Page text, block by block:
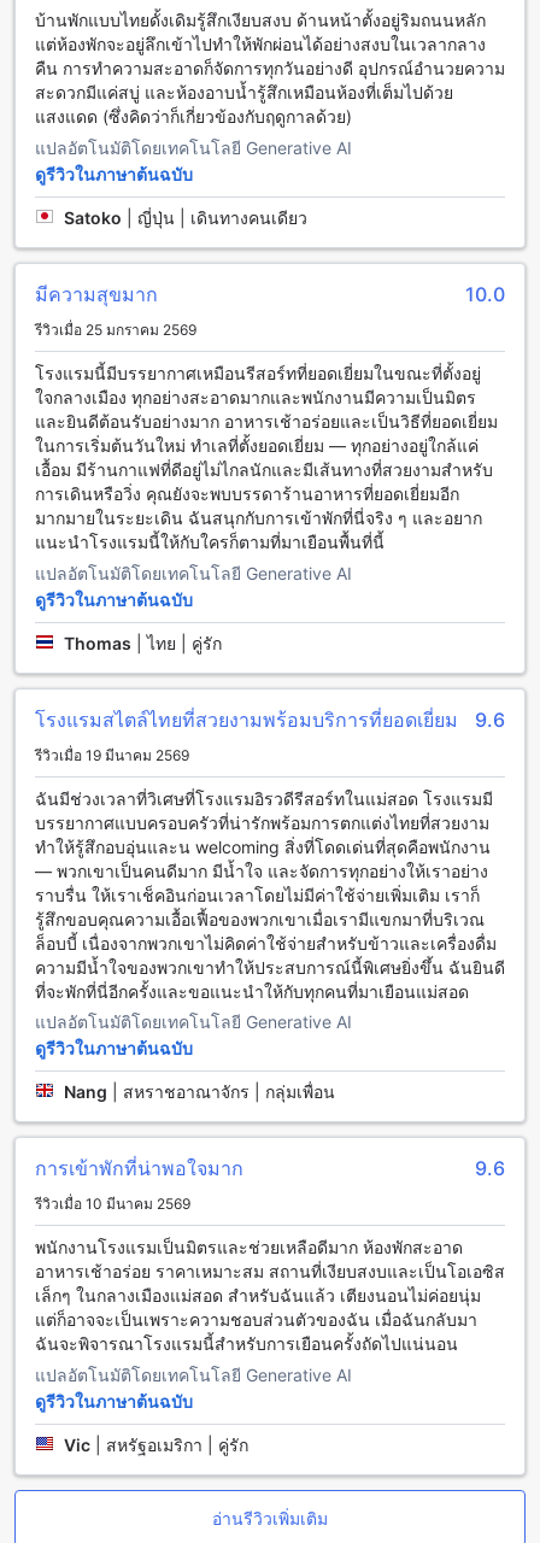
ด้วยบริการรูมเซอร์วิสที่พร้อมตอบสนองทุกความต้องการในห้อง
พัก นอกจากนี้ยังมีบริการ Wi-Fi ฟรีในทุกห้องพักและพื้นที่ส่วน
กลาง เพื่อให้แขกสามารถเชื่อมต่อกับโลกภายนอกได้อย่างง่ายดาย
และรวดเร็ว สำหรับผู้ที่ต้องการพักผ่อนอย่างมีความสุขใน
บรรยากาศปลอดบุหรี่ ทางรีสอร์ทได้จัดสรรพื้นที่สูบบุหรี่ที่กำหนด
ไว้เป็นสัดส่วน อีกทั้งยังมีบริการเช็คอินและเช็คเอาต์แบบรวดเร็ว
เพื่อความสะดวกและประหยัดเวลาในการเดินทาง นอกจากนี้ยังมี
บริการฝากกระเป๋าและทำความสะอาดห้องพักทุกวัน เพื่อให้แขก
ได้พักผ่อนอย่างเต็มที่และรู้สึกเหมือนอยู่บ้านในทุกช่วงเวลา
สิ่งอำนวยความสะดวกในการเดินทางที่ อิระวดี รีสอร์ท
อิระวดี รีสอร์ท ให้บริการสิ่งอำนวยความสะดวกในการเดินทาง
อย่างครบวงจร เพื่อให้แขกทุกท่านสามารถเดินทางไปยังที่หมายได้
อย่างสะดวกสบาย บริการที่มีให้คือการรับส่งสนามบิน ทัวร์ บริการ
รถรับส่ง การเช่ารถ ที่จอดรถภายในสถานที่ และมีค่าบริการจอด
รถที่เรียกเก็บค่าใช้จ่าย
อิระวดี รีสอร์ท: สิ่งอำนวยความสะดวกในห้องพักที่น่าตื่นเต้น
อิระวดี รีสอร์ท ให้บริการสิ่งอำนวยความสะดวกที่ห้องพักที่ทันสมัย
และน่าตื่นเต้น ห้องพักทุกห้องมีระบบปรับอากาศที่สามารถควบคุม
อุณหภูมิได้อย่างสะดวกสบาย ท่านสามารถชมภาพยนตร์ที่ชื่นชอบ
ได้ในห้องพักด้วยระบบ inhouse movies ที่มีให้บริการ นอกจากนี้
ยังมีเครื่องเป่าผมที่สามารถใช้ได้ในห้องพัก ทีวีที่มีช่องรายการ
หลากหลายเพื่อความบันเทิง รวมถึงระเบียงหรือระเบียงที่สามารถ
ชมวิวได้อย่างสะดวกสบาย คุณยังสามารถชมรายการทีวีดาวเทียม
สำหรับเก็บอาหารและเครื่องดื่ม อีกทั้งยังมีเครื่องเผาไม้ให้บริการ
ในห้องพักเพื่อความอบอุ่นและเป็นส่วนตัว
สะดวกสบายและหลากหลายสำหรับร้านอาหารที่ อิระวดี รีสอร์ท
อิระวดี รีสอร์ท ให้บริการร้านอาหารและสิ่งอำนวยความสะดวกที่
หลากหลายเพื่อให้แขกสามารถเพลิดเพลินกับอาหารที่อร่อยและ
สะดวกสบายได้อย่างเต็มที่ โรงแรมมีบริการร้านอาหารภายใน
ที่พักที่เปิดให้บริการตลอด 24 ชั่วโมงเพื่อตอบสนองความต้องการ
ของแขกในการรับประทานอาหารในห้องพักได้ตลอดเวลา
นอกจากนี้ยังมีร้านกาแฟที่ให้บริการเครื่องดื่มอร่อยๆ และร้าน
อาหารที่มีเมนูอาหารหลากหลายเสริมด้วยบริการอาหารเช้าแบบ
บุฟเฟ่ต์ที่อร่อยและหลากหลาย
ห้องพักที่อิระวดี รีสอร์ท
อิระวดี รีสอร์ท ให้บริการห้องพักที่หลากหลายเพื่อตอบสนองความ
ต้องการของผู้เข้าพักทุกคน ห้อง Deluxe มีขนาด 30 ตารางเมตร
พร้อมเตียงขนาดคิงไซส์ ส่วนห้อง VIP มีขนาด 50 ตารางเมตร
พร้อมเตียงขนาดซิงเกิลหรือคิงไซส์ การจองห้องพักที่อิระวดี
รีสอร์ทผ่าน Agoda จะได้รับประโยชน์ที่ดีที่สุดเนื่องจากได้รับ
ราคาที่ดีที่สุดและประสบการณ์ที่ง่ายและปลอดภัย
สำรวจแม่สอด: ประตูสู่อาเซียนและธรรมชาติอันงดงาม
แม่สอด คือ อำเภอหนึ่งในจังหวัดตาก ที่ตั้งอยู่ติดกับชายแดนไทย-
พม่า เป็นจุดเชื่อมโยงที่สำคัญระหว่างสองประเทศ ทำให้ที่นี่เต็มไป
ด้วยวัฒนธรรมที่หลากหลาย มีตลาดชายแดนที่คึกคักและมีสินค้า
พื้นเมืองมากมายให้เลือกซื้อ นอกจากนี้ แม่สอดยังมีอาหารอร่อยที่
สะท้อนถึงวัฒนธรรมของทั้งสองฝั่ง ไม่ว่าจะเป็นข้าวซอยหรือ
ขนมจีนน้ำเงี้ยวที่มีชื่อเสียง
นอกจากวัฒนธรรมและอาหารแล้ว แม่สอดยังมีธรรมชาติที่
สวยงามรอบด้าน เช่น น้ำตกแม่กาษา ที่มีน้ำตกสูงและบรรยากาศ
ร่มรื่น เหมาะแก่การพักผ่อนและทำกิจกรรมกลางแจ้ง นอกจากนี้ยัง
มีสถานที่ท่องเที่ยวเชิงนิเวศน์อื่น ๆ เช่น อุทยานแห่งชาติแม่ตะไคร้
ที่มีเส้นทางเดินป่าและจุดชมวิวที่สวยงาม ทำให้แม่สอดเป็นจุด
บ้านพักแบบไทยดั้งเดิมรู้สึกเงียบสงบ ด้านหน้าตั้งอยู่ริมถนนหลัก
แต่ห้องพักจะอยู่ลึกเข้าไปทำให้พักผ่อนได้อย่างสงบในเวลากลาง
คืน การทำความสะอาดก็จัดการทุกวันอย่างดี อุปกรณ์อำนวยความ
สะดวกมีแค่สบู่ และห้องอาบน้ำรู้สึกเหมือนห้องที่เต็มไปด้วย
แสงแดด (ซึ่งคิดว่าก็เกี่ยวข้องกับฤดูกาลด้วย)
แปลอัตโนมัติโดยเทคโนโลยี Generative AI
ดูรีวิวในภาษาต้นฉบับ
Satoko ญี่ปุ่น | เดินทางคนเดียว
มีความสุขมาก 10.0
รีวิวเมื่อ 25 มกราคม 2569
โรงแรมนี้มีบรรยากาศเหมือนรีสอร์ทที่ยอดเยี่ยมในขณะที่ตั้งอยู่
ใจกลางเมือง ทุกอย่างสะอาดมากและพนักงานมีความเป็นมิตร
และยินดีต้อนรับอย่างมาก อาหารเช้าอร่อยและเป็นวิธีที่ยอดเยี่ยม
ในการเริ่มต้นวันใหม่ ทำเลที่ตั้งยอดเยี่ยม — ทุกอย่างอยู่ใกล้แค่
เอื้อม มีร้านกาแฟที่ดีอยู่ไม่ไกลนักและมีเส้นทางที่สวยงามสำหรับ
การเดินหรือวิ่ง คุณยังจะพบบรรดาร้านอาหารที่ยอดเยี่ยมอีก
มากมายในระยะเดิน ฉันสนุกกับการเข้าพักที่นี่จริง ๆ และอยาก
แนะนำโรงแรมนี้ให้กับใครก็ตามที่มาเยือนพื้นที่นี้
แปลอัตโนมัติโดยเทคโนโลยี Generative AI
ดูรีวิวในภาษาต้นฉบับ
Thomas |ไทย | คู่รัก
โรงแรมสไตล์ไทยที่สวยงามพร้อมบริการที่ยอดเยี่ยม 9.6
รีวิวเมื่อ 19 มีนาคม 2569
ฉันมีช่วงเวลาที่วิเศษที่โรงแรมอิรวดีรีสอร์ทในแม่สอด โรงแรมมี
บรรยากาศแบบครอบครัวที่น่ารักพร้อมการตกแต่งไทยที่สวยงาม
ทำให้รู้สึกอบอุ่นและน welcoming สิ่งที่โดดเด่นที่สุดคือพนักงาน
— พวกเขาเป็นคนดีมาก มีน้ำใจ และจัดการทุกอย่างให้เราอย่าง
ราบรื่น ให้เราเช็คอินก่อนเวลาโดยไม่มีค่าใช้จ่ายเพิ่มเติม เราก็
รู้สึกขอบคุณความเอื้อเฟื้อของพวกเขาเมื่อเรามีแขกมาที่บริเวณ
ล็อบบี้ เนื่องจากพวกเขาไม่คิดค่าใช้จ่ายสำหรับข้าวและเครื่องดื่ม
ความมีน้ำใจของพวกเขาทำให้ประสบการณ์นี้พิเศษยิ่งขึ้น ฉันยินดี
ที่จะพักที่นี่อีกครั้งและขอแนะนำให้กับทุกคนที่มาเยือนแม่สอด
แปลอัตโนมัติโดยเทคโนโลยี Generative AI
ดูรีวิวในภาษาต้นฉบับ
Nang สหราชอาณาจักร | กลุ่มเพื่อน
การเข้าพักที่น่าพอใจมาก 9.6
รีวิวเมื่อ 10 มีนาคม 2569
พนักงานโรงแรมเป็นมิตรและช่วยเหลือดีมาก ห้องพักสะอาด
อาหารเช้าอร่อย ราคาเหมาะสม สถานที่เงียบสงบและเป็นโอเอซิส
เล็กๆ ในกลางเมืองแม่สอด สำหรับฉันแล้ว เตียงนอนไม่ค่อยนุ่ม
แต่ก็อาจจะเป็นเพราะความชอบส่วนตัวของฉัน เมื่อฉันกลับมา
ฉันจะพิจารณาโรงแรมนี้สำหรับการเยือนครั้งถัดไปแน่นอน
แปลอัตโนมัติโดยเทคโนโลยี Generative AI
ดูรีวิวในภาษาต้นฉบับ
Vic สหรัฐอเมริกา | คู่รัก
อ่านรีวิวเพิ่มเติม